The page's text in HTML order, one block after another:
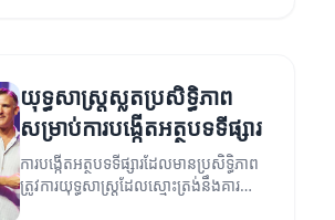
យុទ្ធសាស្ត្រស្លតប្រសិទ្ធិភាព
សម្រាប់ការបង្កើតអត្ថបទទីផ្សារ
ការបង្កើតអត្ថបទទីផ្សារដែលមានប្រសិទ្ធិភាព
ត្រូវការយុទ្ធសាស្ត្រដែលស្មោះត្រង់នឹងគារ
ប្រយោជន៍នៃអាជីវកម្ម។